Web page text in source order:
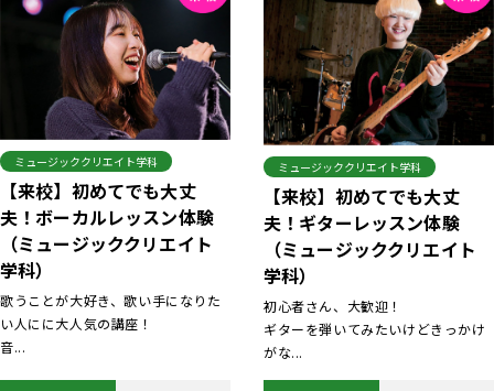
ミュージッククリエイト学科
【来校】初めてでも大丈
夫！ボーカルレッスン体験
（ミュージッククリエイト
学科）
歌うことが大好き、歌い手になりた
い人にに大人気の講座！
音...
ミュージッククリエイト学科
【来校】初めてでも大丈
夫！ギターレッスン体験
（ミュージッククリエイト
学科）
初心者さん、大歓迎！
ギターを弾いてみたいけどきっかけ
がな...